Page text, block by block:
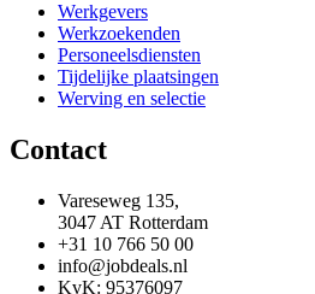
Werkgevers
Werkzoekenden
Personeelsdiensten
Tijdelijke plaatsingen
Werving en selectie
Contact
Vareseweg 135,
3047 AT Rotterdam
+31 10 766 50 00
info@jobdeals.nl
KvK: 95376097